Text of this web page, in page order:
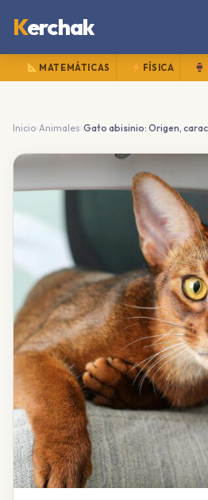
Kerchak
MATEMÁTICAS FÍSICA
Inicio›Animales ›